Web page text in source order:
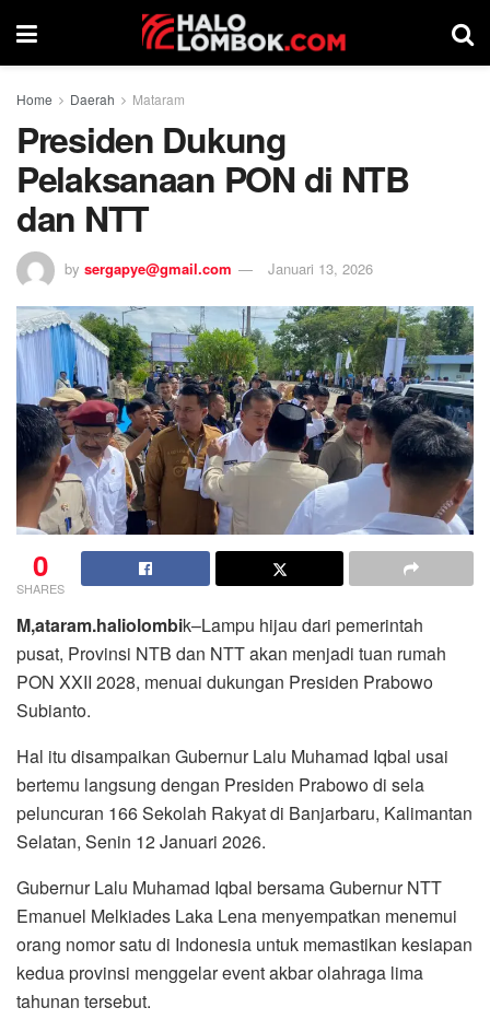
Home Daerah Mataram
Presiden Dukung
Pelaksanaan PON di NTB
dan NTT
by sergapye@gmail.com Januari 13, 2026
0
SHARES
M,ataram.haliolombik–Lampu hijau dari pemerintah
pusat, Provinsi NTB dan NTT akan menjadi tuan rumah
PON XXII 2028, menuai dukungan Presiden Prabowo
Subianto.
Hal itu disampaikan Gubernur Lalu Muhamad Iqbal usai
bertemu langsung dengan Presiden Prabowo di sela
peluncuran 166 Sekolah Rakyat di Banjarbaru, Kalimantan
Selatan, Senin 12 Januari 2026.
Gubernur Lalu Muhamad Iqbal bersama Gubernur NTT
Emanuel Melkiades Laka Lena menyempatkan menemui
orang nomor satu di Indonesia untuk memastikan kesiapan
kedua provinsi menggelar event akbar olahraga lima
tahunan tersebut.